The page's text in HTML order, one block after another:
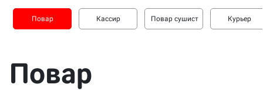
Повар Кассир Повар сушист Курьер
Повар